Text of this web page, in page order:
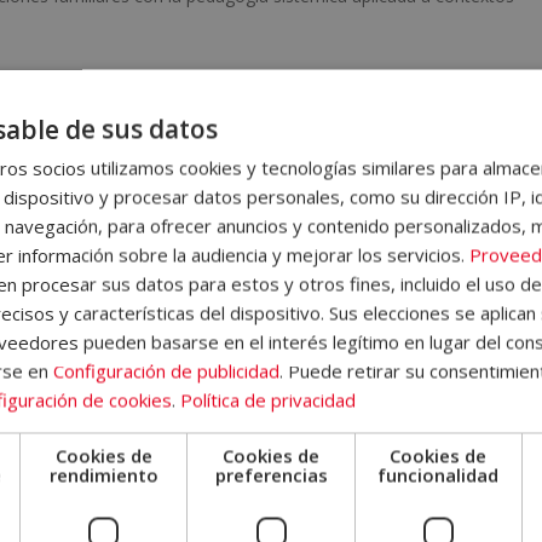
para identificar patrones familiares, comprender las
y aplicar recursos sistémicos de forma ética, respetuosa y no
formación proporciona una comprensión global del rol del
de intervención.
programa?
Sistémica está dirigido a empresarios, directivos,
orientadores, estudiantes y a cualquier persona interesada
sistémico aplicado a la familia, la educación y las relaciones
que el plan formativo comienza con nociones básicas y avanza
y especializados. Está especialmente recomendado para
personal y del desarrollo humano que deseen
de sus datos
socios utilizamos cookies y tecnologías similares para
dispositivo y procesar datos personales, como su dirección IP,
para ofrecer anuncios y contenido personalizados,
información sobre la audiencia y mejorar los servicios.
procesar sus datos para estos y otros fines, incluido el uso
y características del dispositivo. Sus elecciones se
pueden basarse en el interés legítimo en lugar del
en Configuración de publicidad. Puede retirar su
de cookies. Política de privacidad
Cookies de
rendimiento
Cookies de
preferencias
Cookies de
funcionalidad